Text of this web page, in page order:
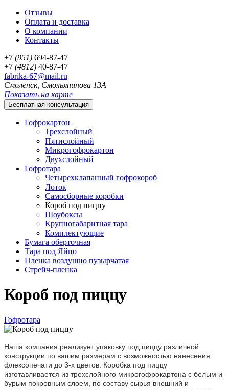
Отзывы
Оплата и доставка
О компании
Контакты
+7 (951) 694-87-47
+7 (4812) 40-87-47
fabrika-67@mail.ru
Смоленск, Смольянинова 13А
Показать на карте
Бесплатная консультация
Гофрокартон
Трехслойный
Пятислойный
Микрогофрокартон
Двухслойный
Гофротара
Четырехклапанный гофрокороб
Лоток
Самосборные коробки
Короб под пиццу
Шоубоксы
Крупногабаритная тара
Комплектующие
Бумага оберточная
Тара под Яйцо
Пленка воздушно пузырчатая
Стрейч-пленка
Короб под пиццу
Гофротара
Наша компания реализует упаковку под пиццу различной
конструкции по вашим размерам с возможностью нанесения
флексопечати до 3-х цветов. Коробка под пиццу
изготавливается из трехслойного микрогофрокартона с белым и
бурым покровным слоем, по составу сырья внешний и